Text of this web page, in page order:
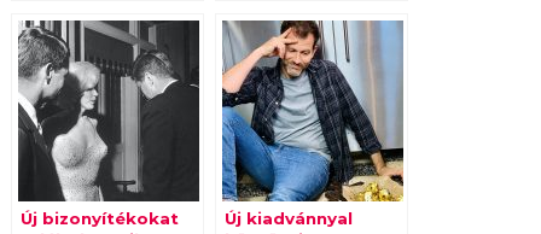
24.hu és a Partizán
Márton
műsorvezető-társai
a 24.hu és a
Partizán élő
választási
műsorában
Új bizonyítékokat
Új kiadvánnyal